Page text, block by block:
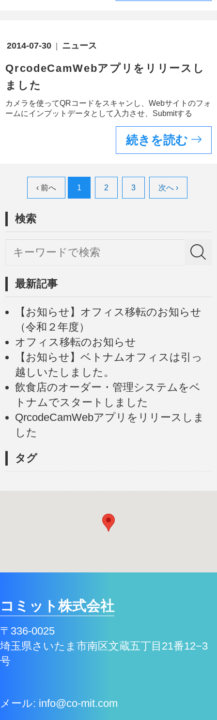
2014-07-30 ニュース
QrcodeCamWebアプリをリリースし
ました
カメラを使ってQRコードをスキャンし、Webサイトのフォ
ームにインプットデータとして入力させ、Submitする
続きを読む
‹ 前へ 1 2 3 次へ ›
検索
最新記事
【お知らせ】オフィス移転のお知らせ
（令和２年度）
オフィス移転のお知らせ
【お知らせ】ベトナムオフィスは引っ
越しいたしました。
飲食店のオーダー・管理システムをベ
トナムでスタートしました
QrcodeCamWebアプリをリリースしま
した
タグ
コミット株式会社
〒336-0025
埼玉県さいたま市南区文蔵五丁目21番12−3
号
メール: info@co-mit.com